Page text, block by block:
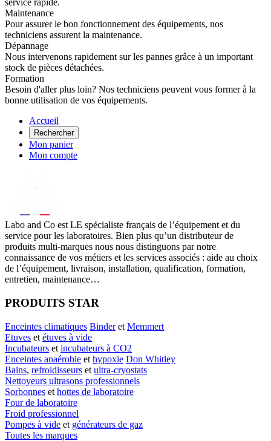
service rapide.
Maintenance
Pour assurer le bon fonctionnement des équipements, nos
techniciens assurent la maintenance.
Dépannage
Nous intervenons rapidement sur les pannes grâce à un important
stock de pièces détachées.
Formation
Besoin d'aller plus loin? Nos techniciens peuvent vous former à la
bonne utilisation de vos équipements.
Accueil
Rechercher
Mon panier
Mon compte
Labo and Co est LE spécialiste français de l’équipement et du
service pour les laboratoires. Bien plus qu’un distributeur de
produits multi-marques nous nous distinguons par notre
connaissance de vos métiers et les services associés : aide au choix
de l’équipement, livraison, installation, qualification, formation,
entretien, maintenance…
PRODUITS STAR
Enceintes climatiques Binderet Memmert
Etuves et étuves à vide
Incubateurs et incubateurs à CO2
Enceintes anaérobie et hypoxie Don Whitley
Bains, refroidisseurs et ultra-cryostats
Nettoyeurs ultrasons professionnels
Sorbonnes et hottes de laboratoire
Four de laboratoire
Froid professionnel
Pompes à vide et générateurs de gaz
Toutes les marques